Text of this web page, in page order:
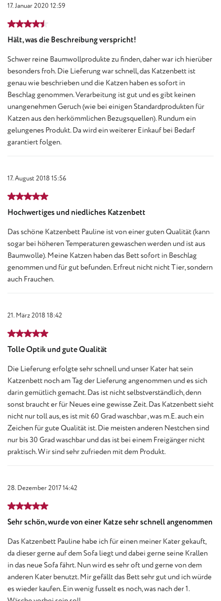
17. Januar 2020 12:59
Bewertung mit 4.5 von 5 Sternen
Hält, was die Beschreibung verspricht!
Schwer reine Baumwollprodukte zu finden, daher war ich hierüber
besonders froh. Die Lieferung war schnell, das Katzenbett ist
genau wie beschrieben und die Katzen haben es sofort in
Beschlag genommen. Verarbeitung ist gut und es gibt keinen
unangenehmen Geruch (wie bei einigen Standardprodukten für
Katzen aus den herkömmlichen Bezugsquellen). Rundum ein
gelungenes Produkt. Da wird ein weiterer Einkauf bei Bedarf
garantiert folgen.
17. August 2018 15:56
Bewertung mit 5 von 5 Sternen
Hochwertiges und niedliches Katzenbett
Das schöne Katzenbett Pauline ist von einer guten Qualität (kann
sogar bei höheren Temperaturen gewaschen werden und ist aus
Baumwolle). Meine Katzen haben das Bett sofort in Beschlag
genommen und für gut befunden. Erfreut nicht nicht Tier, sondern
auch Frauchen.
21. März 2018 18:42
Bewertung mit 5 von 5 Sternen
Tolle Optik und gute Qualität
Die Lieferung erfolgte sehr schnell und unser Kater hat sein
Katzenbett noch am Tag der Lieferung angenommen und es sich
darin gemütlich gemacht. Das ist nicht selbstverständlich, denn
sonst braucht er für Neues eine gewisse Zeit. Das Katzenbett sieht
nicht nur toll aus, es ist mit 60 Grad waschbar , was m.E. auch ein
Zeichen für gute Qualität ist. Die meisten anderen Nestchen sind
nur bis 30 Grad waschbar und das ist bei einem Freigänger nicht
praktisch. Wir sind sehr zufrieden mit dem Produkt.
28. Dezember 2017 14:42
Bewertung mit 5 von 5 Sternen
Sehr schön, wurde von einer Katze sehr schnell angenommen
Das Katzenbett Pauline habe ich für einen meiner Kater gekauft,
da dieser gerne auf dem Sofa liegt und dabei gerne seine Krallen
in das neue Sofa fährt. Nun wird es sehr oft und gerne von dem
anderen Kater benutzt. Mir gefällt das Bett sehr gut und ich würde
es wieder kaufen. Ein wenig fusselt es noch, was nach der 1.